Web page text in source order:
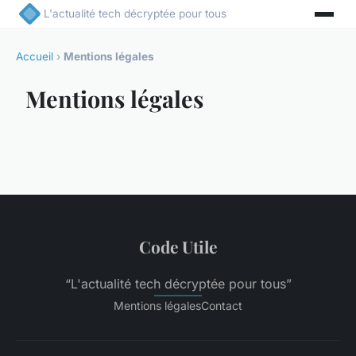
L'actualité tech décryptée pour tous
Accueil › Mentions légales
Mentions légales
Code Utile
“L'actualité tech décryptée pour tous”
Mentions légalesContact